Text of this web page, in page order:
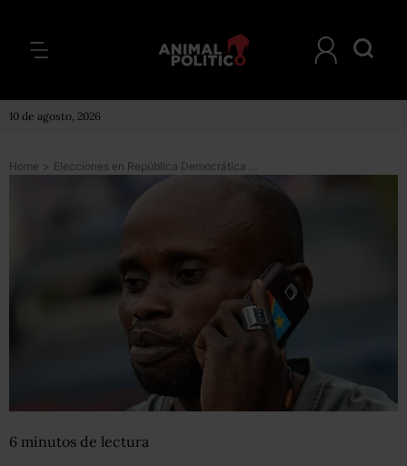
10 de agosto, 2026
Home > Elecciones en República Democrática del Congo: 5 cosas sobre el país que hace posible que funcionen los teléfonos celulares de más de medio mundo
6 minutos de lectura